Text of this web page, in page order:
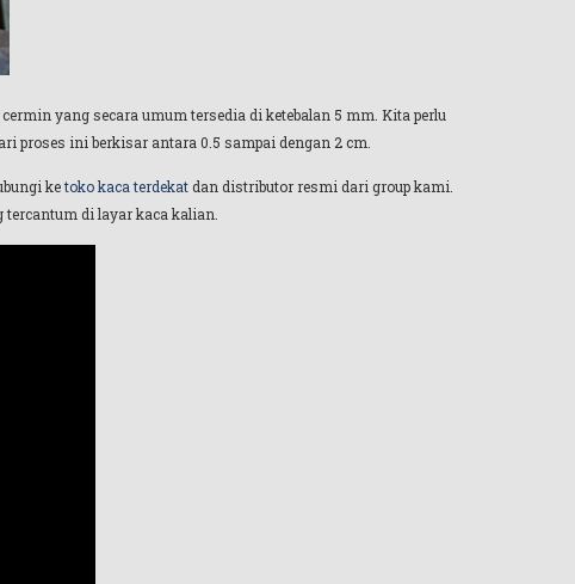
yang secara umum tersedia di ketebalan 5 mm. Kita perlu
proses ini berkisar antara 0.5 sampai dengan 2 cm.
ketoko kaca terdekatdan distributor resmi dari group kami.
di layar kaca kalian.